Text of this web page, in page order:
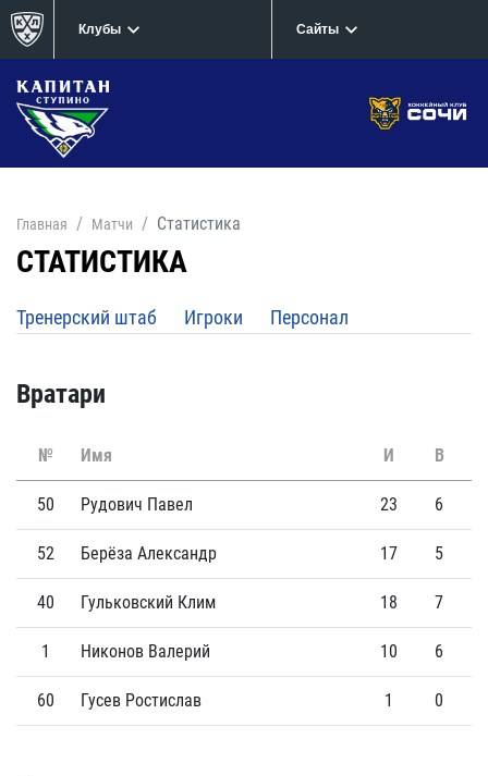
Клубы Сайты
Главная Матчи Статистика
СТАТИСТИКА
Тренерский штаб Игроки Персонал
Вратари
№ Имя И В
50 Рудович Павел 23 6
52 Берёза Александр 17 5
40 Гульковский Клим 18 7
1 Никонов Валерий 10 6
60 Гусев Ростислав 1 0